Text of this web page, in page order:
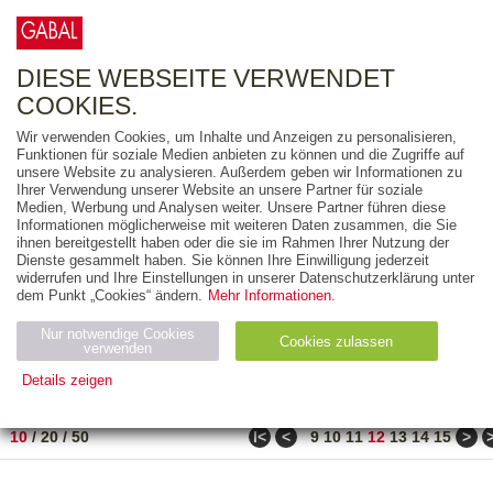
FREITEXT
AUSGABEART
AUS DER REIHE
ZUM THEMA
Neuerscheinung
Bestseller
PREIS
10/20/50 ǀ< < 9 10 11 12 13 14 15 >
DIESE WEBSEITE VERWENDET
COOKIES.
Wir verwenden Cookies, um Inhalte und Anzeigen zu personalisieren,
Funktionen für soziale Medien anbieten zu können und die Zugriffe auf
unsere Website zu analysieren. Außerdem geben wir Informationen zu
Ihrer Verwendung unserer Website an unsere Partner für soziale
Medien, Werbung und Analysen weiter. Unsere Partner führen diese
Informationen möglicherweise mit weiteren Daten zusammen, die Sie
ihnen bereitgestellt haben oder die sie im Rahmen Ihrer Nutzung der
Dienste gesammelt haben. Sie können Ihre Einwilligung jederzeit
widerrufen und Ihre Einstellungen in unserer Datenschutzerklärung unter
dem Punkt „Cookies“ ändern. Mehr Informationen.
Nur notwendige Cookies
verwenden
Cookies zulassen
Details zeigen
Name Zweck
Ty